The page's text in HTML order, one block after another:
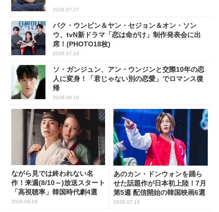
2026.07.27
パク・ウンビン＆ヤン・セジョン＆オン・ソン
ウ、tvN新ドラマ「恋は命がけ」制作発表会に出
席！(PHOTO18枚)
2026.07.14
ソ・ガンジュン、アン・ウンジンと交際10年の恋
人に変身！「君じゃない別の恋愛」でロマンス復
帰
2026.08.10
ながら見では終われない名
作！来週(8/10～)放送スタート
「高視聴率」韓国時代劇4選
2026.08.04
あのカン・ドンウォンを踊ら
せた話題作が日本初上陸！7月
第5週 配信開始の韓国映画6選
2026.07.16